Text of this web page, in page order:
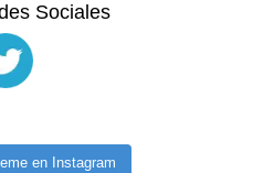
Sociales
en Instagram